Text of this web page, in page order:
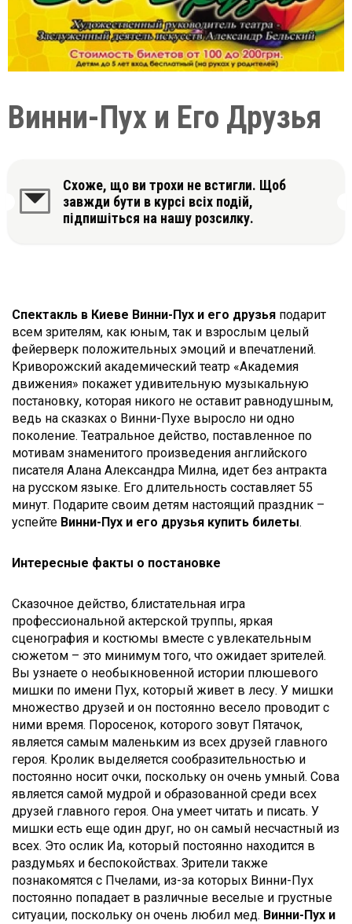
Винни-Пух и Его Друзья
Схоже, що ви трохи не встигли. Щоб
завжди бути в курсі всіх подій,
підпишіться на нашу розсилку.
Спектакль в Киеве Винни-Пух и его друзья подарит
всем зрителям, как юным, так и взрослым целый
фейерверк положительных эмоций и впечатлений.
Криворожский академический театр «Академия
движения» покажет удивительную музыкальную
постановку, которая никого не оставит равнодушным,
ведь на сказках о Винни-Пухе выросло ни одно
поколение. Театральное действо, поставленное по
мотивам знаменитого произведения английского
писателя Алана Александра Милна, идет без антракта
на русском языке. Его длительность составляет 55
минут. Подарите своим детям настоящий праздник –
успейте Винни-Пух и его друзья купить билеты.
Интересные факты о постановке
Сказочное действо, блистательная игра
профессиональной актерской труппы, яркая
сценография и костюмы вместе с увлекательным
сюжетом – это минимум того, что ожидает зрителей.
Вы узнаете о необыкновенной истории плюшевого
мишки по имени Пух, который живет в лесу. У мишки
множество друзей и он постоянно весело проводит с
ними время. Поросенок, которого зовут Пятачок,
является самым маленьким из всех друзей главного
героя. Кролик выделяется сообразительностью и
постоянно носит очки, поскольку он очень умный. Сова
является самой мудрой и образованной среди всех
друзей главного героя. Она умеет читать и писать. У
мишки есть еще один друг, но он самый несчастный из
всех. Это ослик Иа, который постоянно находится в
раздумьях и беспокойствах. Зрители также
познакомятся с Пчелами, из-за которых Винни-Пух
постоянно попадает в различные веселые и грустные
ситуации, поскольку он очень любил мед. Винни-Пух и